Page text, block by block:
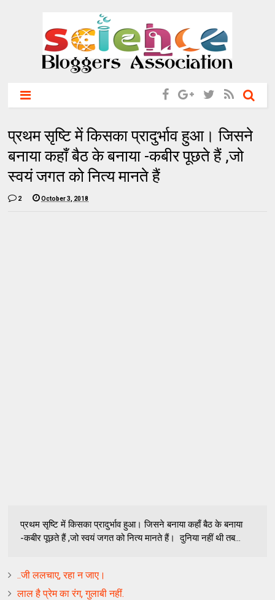
प्रथम सृष्टि में किसका प्रादुर्भाव हुआ। जिसने
बनाया कहाँ बैठ के बनाया -कबीर पूछते हैं ,जो
स्वयं जगत को नित्य मानते हैं
2 October 3, 2018
प्रथम सृष्टि में किसका प्रादुर्भाव हुआ। जिसने बनाया कहाँ बैठ के बनाया
-कबीर पूछते हैं ,जो स्वयं जगत को नित्य मानते हैं। दुनिया नहीं थी तब...
..जी ललचाए, रहा न जाए।
लाल है प्रेम का रंग, गुलाबी नहीं.